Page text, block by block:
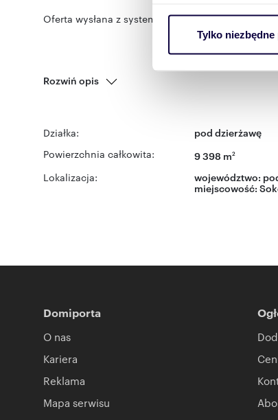
ruch w naszej
reklamowym i
uzyskanymi podczas
Tylko
Oferta wysłana z systemu Galactica Virgo
Rozwiń opis
Działka: pod dzierżawę
Powierzchnia całkowita: 9 398 m2
Lokalizacja: województwo:
miejscowość:
Domiporta
O nas
Kariera
Reklama
Mapa serwisu